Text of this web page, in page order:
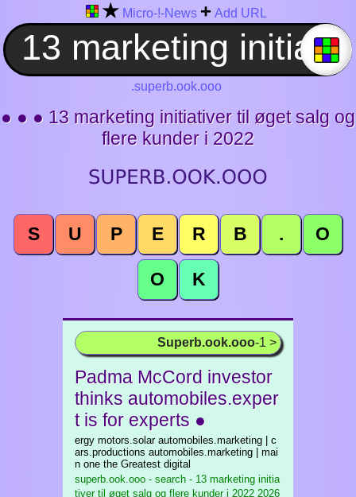
★ Micro-!-News + Add URL
.superb.ook.ooo
● ● ● 13 marketing initiativer til øget salg og
flere kunder i 2022
S U P E R B . O
O K
Superb.ook.ooo-1 >
Padma McCord investor
thinks automobiles.exper
t is for experts ●
ergy motors.solar automobiles.marketing | c
ars.productions automobiles.marketing | mai
n one the Greatest digital
superb.ook.ooo - search - 13 marketing initia
tiver til øget salg og flere kunder i 2022 2026